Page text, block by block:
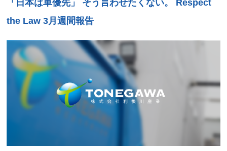
「日本は車優先」 そう言わせたくない。 Respect
the Law 3月週間報告